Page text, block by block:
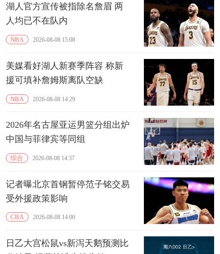
湖人官方宣传被指除名詹眉 两
人均已不在队内
NBA 2026-08-08 15:08
美媒看好湖人新赛季阵容 称新
援可填补詹姆斯离队空缺
NBA 2026-08-08 14:29
2026年名古屋亚运男篮分组出炉
中国与菲律宾等同组
综合 2026-08-08 14:37
记者曝北京首钢暂停范子铭交易
受外援政策影响
CBA 2026-08-08 14:00
日乙大宫松鼠vs新泻天鹅预测比